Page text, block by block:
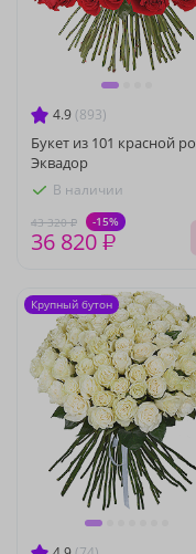
4.9 (893)
Букет из 101 красной
Эквадор
В наличии
43 320 ₽ -15%
36 820 ₽
Крупный бутон